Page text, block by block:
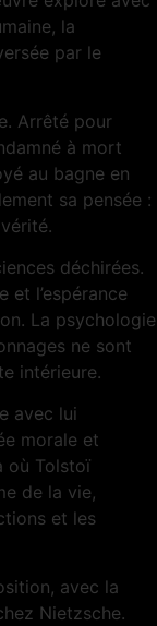
la
par le
Arrêté pour
à mort
au bagne en
sa pensée :
déchirées.
et l’espérance
La psychologie
ne sont
intérieure.
avec lui
morale et
où Tolstoï
de la vie,
et les
avec la
Nietzsche.